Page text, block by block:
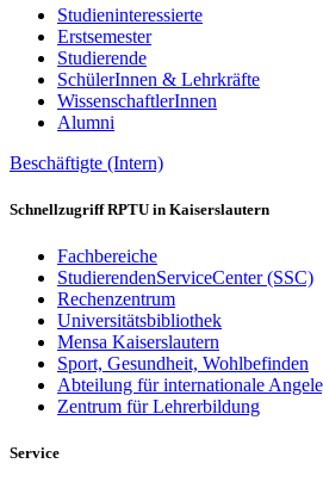
Studieninteressierte
Erstsemester
Studierende
SchülerInnen & Lehrkräfte
WissenschaftlerInnen
Alumni
Beschäftigte (Intern)
Schnellzugriff RPTU in Kaiserslautern
Fachbereiche
StudierendenServiceCenter (SSC)
Rechenzentrum
Universitätsbibliothek
Mensa Kaiserslautern
Sport, Gesundheit, Wohlbefinden
Abteilung für internationale
Zentrum für Lehrerbildung
Service